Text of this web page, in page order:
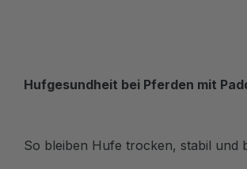
Hufgesundheit bei Pferden mit
So bleiben Hufe trocken, stabil und